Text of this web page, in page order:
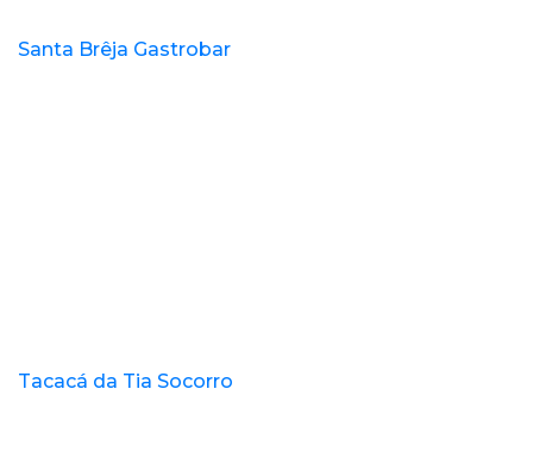
Santa Brêja Gastrobar
Tacacá da Tia Socorro